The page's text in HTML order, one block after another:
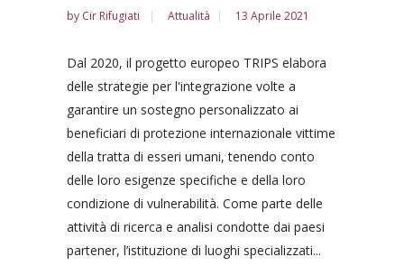
by Cir Rifugiati Attualità 13 Aprile 2021
Dal 2020, il progetto europeo TRIPS elabora
delle strategie per l'integrazione volte a
garantire un sostegno personalizzato ai
beneficiari di protezione internazionale vittime
della tratta di esseri umani, tenendo conto
delle loro esigenze specifiche e della loro
condizione di vulnerabilità. Come parte delle
attività di ricerca e analisi condotte dai paesi
partener, l’istituzione di luoghi specializzati...